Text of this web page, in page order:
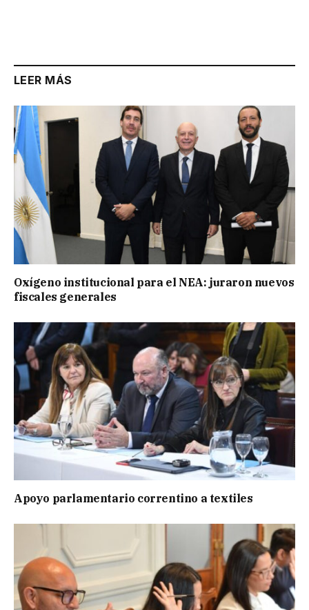
LEER MÁS
Oxígeno institucional para el NEA: juraron nuevos
fiscales generales
Apoyo parlamentario correntino a textiles